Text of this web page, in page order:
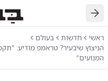
חזרה
ראשי חדשות
בעולם
הניצוץ שיבעיר? טראמפ מודיע:
המנועים"